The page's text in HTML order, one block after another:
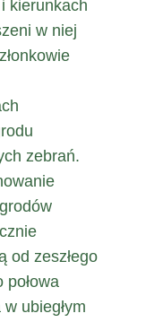
kierunkach
w niej
zebrań.
od zeszłego
połowa
ubiegłym